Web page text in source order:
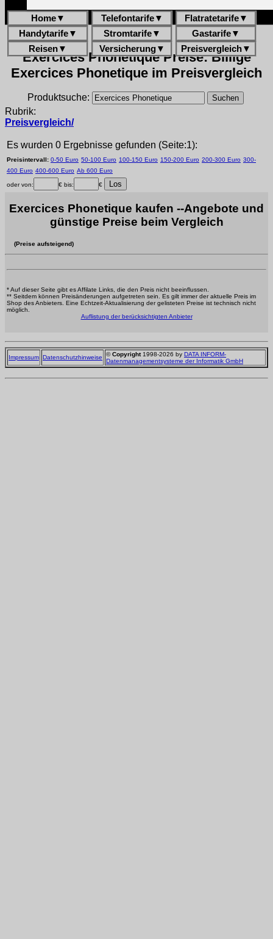
Home▼ Telefontarife▼ Flatratetarife▼
Handytarife▼ Stromtarife▼ Gastarife▼
Reisen▼ Versicherung▼ Preisvergleich▼
Exercices Phonetique Preise: Billige
Exercices Phonetique im Preisvergleich
Produktsuche:
Rubrik:
Preisvergleich/
Es wurden 0 Ergebnisse gefunden (Seite:1):
Preisintervall: 0-50 Euro 50-100 Euro 100-150 Euro 150-200 Euro 200-300 Euro 300-
400 Euro 400-600 Euro Ab 600 Euro
oder von: € bis: €
Exercices Phonetique kaufen --Angebote und
günstige Preise beim Vergleich
(Preise aufsteigend)
* Auf dieser Seite gibt es Affilate Links, die den Preis nicht beeinflussen.
** Seitdem können Preisänderungen aufgetreten sein. Es gilt immer der aktuelle Preis im
Shop des Anbieters. Eine Echtzeit-Aktualisierung der gelisteten Preise ist technisch nicht
möglich.
Auflistung der berücksichtigten Anbieter
Impressum Datenschutzhinweise ©Copyright1998-2026 by DATA INFORM-
Datenmanagementsysteme der Informatik GmbH